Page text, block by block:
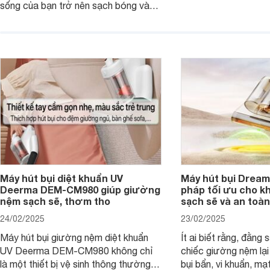
sống của bạn trở nên sạch bóng và
VX910W mang lại!
Máy hút bụi diệt khuẩn UV
Deerma DEM-CM980 giúp giường
nệm sạch sẽ, thơm tho
24/02/2025
Máy hút bụi giường nệm diệt khuẩn
UV Deerma DEM-CM980 không chỉ
là một thiết bị vệ sinh thông thường,
Máy hút bụi
pháp tối ưu cho
sạch sẽ và an toàn
23/02/2025
Ít ai biết rằng, đằng
chiếc giường nệm
bụi bẩn, vi khuẩn,